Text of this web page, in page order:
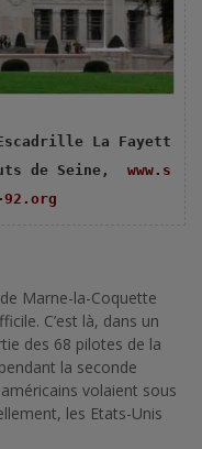
La Fayett
de Seine, www.s
Marne-la-Coquette
C’est là, dans un
des 68 pilotes de la
la seconde
volaient sous
les Etats-Unis